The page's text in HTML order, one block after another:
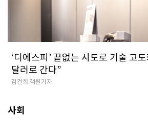
‘디에스피’ 끝없는 시도로 기술 고
달러로 간다”
김건희 객원기자
사회